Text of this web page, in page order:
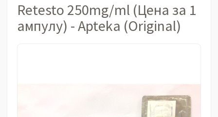
Retesto 250mg/ml (Цена за 1
ампулу) - Apteka (Original)